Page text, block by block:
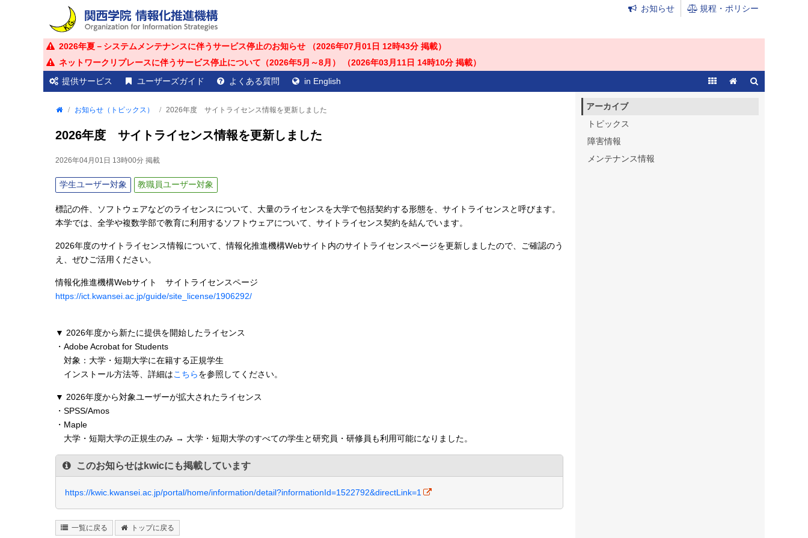
2026年夏－システムメンテナンスに伴うサービス停止のお知らせ （2026年07月01日 12時43分 掲載）
ネットワークリプレースに伴うサービス停止について（2026年5月～8月） （2026年03月11日 14時10分 掲載）
提供サービス
ユーザーズガイド よくある質問 in English
お知らせ 規程・ポリシー
お知らせ（トピックス） 2026年度 サイトライセンス情報を更新しました
2026年度 サイトライセンス情報を更新しました
2026年04月01日 13時00分 掲載
学生ユーザー対象 教職員ユーザー対象
標記の件、ソフトウェアなどのライセンスについて、大量のライセンスを大学で包括契約する形態を、サイトライセンスと呼びます。
本学では、全学や複数学部で教育に利用するソフトウェアについて、サイトライセンス契約を結んでいます。
2026年度のサイトライセンス情報について、情報化推進機構Webサイト内のサイトライセンスページを更新しましたので、ご確認のう
え、ぜひご活用ください。
情報化推進機構Webサイト サイトライセンスページ
https://ict.kwansei.ac.jp/guide/site_license/1906292/
▼ 2026年度から新たに提供を開始したライセンス
・Adobe Acrobat for Students
対象：大学・短期大学に在籍する正規学生
インストール方法等、詳細はこちらを参照してください。
▼ 2026年度から対象ユーザーが拡大されたライセンス
・SPSS/Amos
・Maple
大学・短期大学の正規生のみ → 大学・短期大学のすべての学生と研究員・研修員も利用可能になりました。
このお知らせはkwicにも掲載しています
https://kwic.kwansei.ac.jp/portal/home/information/detail?informationId=1522792&directLink=1
一覧に戻る トップに戻る
アーカイブ
トピックス
障害情報
メンテナンス情報